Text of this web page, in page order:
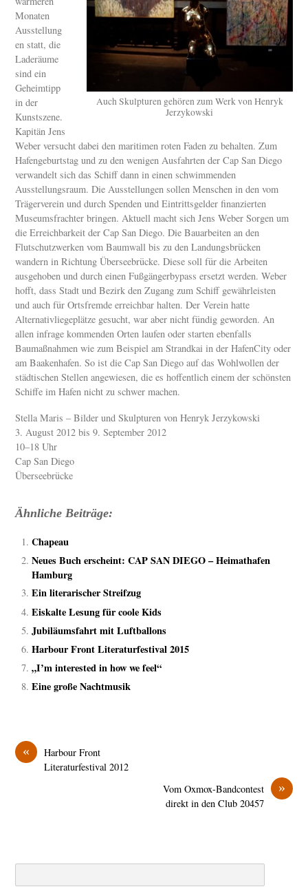
Auch Skulpturen gehören zum Werk von Henryk
Jerzykowski
Monaten
Ausstellung
en statt, die
Laderäume
sind ein
Geheimtipp
in der
Kunstszene.
Kapitän Jens
Weber versucht dabei den maritimen roten Faden zu behalten. Zum
Hafengeburtstag und zu den wenigen Ausfahrten der Cap San Diego
verwandelt sich das Schiff dann in einen schwimmenden
Ausstellungsraum. Die Ausstellungen sollen Menschen in den vom
Trägerverein und durch Spenden und Eintrittsgelder finanzierten
Museumsfrachter bringen. Aktuell macht sich Jens Weber Sorgen um
die Erreichbarkeit der Cap San Diego. Die Bauarbeiten an den
Flutschutzwerken vom Baumwall bis zu den Landungsbrücken
wandern in Richtung Überseebrücke. Diese soll für die Arbeiten
ausgehoben und durch einen Fußgängerbypass ersetzt werden. Weber
hofft, dass Stadt und Bezirk den Zugang zum Schiff gewährleisten
und auch für Ortsfremde erreichbar halten. Der Verein hatte
Alternativliegeplätze gesucht, war aber nicht fündig geworden. An
allen infrage kommenden Orten laufen oder starten ebenfalls
Baumaßnahmen wie zum Beispiel am Strandkai in der HafenCity oder
am Baakenhafen. So ist die Cap San Diego auf das Wohlwollen der
städtischen Stellen angewiesen, die es hoffentlich einem der schönsten
Schiffe im Hafen nicht zu schwer machen.
Stella Maris – Bilder und Skulpturen von Henryk Jerzykowski
3. August 2012 bis 9. September 2012
10–18 Uhr
Cap San Diego
Überseebrücke
Ähnliche Beiträge:
Chapeau
Neues Buch erscheint: CAP SAN DIEGO – Heimathafen
Hamburg
Ein literarischer Streifzug
Eiskalte Lesung für coole Kids
Jubiläumsfahrt mit Luftballons
Harbour Front Literaturfestival 2015
„I’m interested in how we feel“
Eine große Nachtmusik
«
Harbour Front
Literaturfestival 2012
»
Vom Oxmox-Bandcontest
direkt in den Club 20457